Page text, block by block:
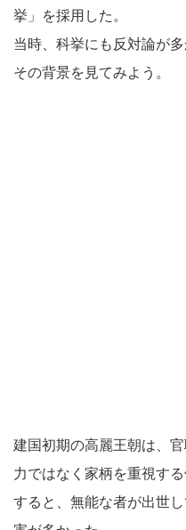
挙」を採用した。
当時、科挙にも反対論が多
その背景を見てみよう。
建国初期の高麗王朝は、
力ではなく家柄を重視する
すると、無能な者が出世